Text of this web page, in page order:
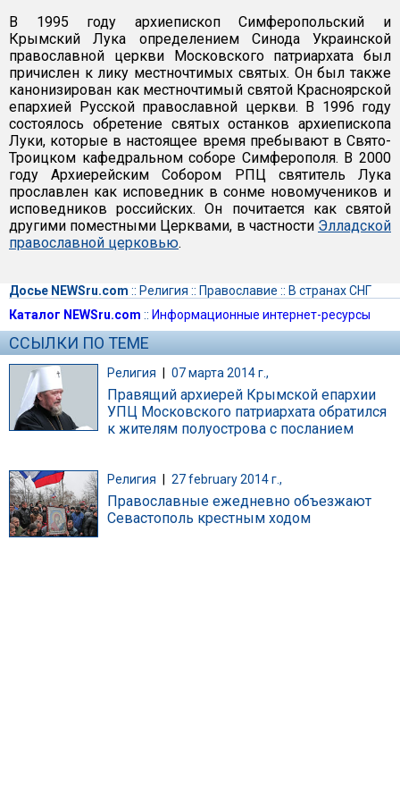
В 1995 году архиепископ Симферопольский и
Крымский Лука определением Синода Украинской
православной церкви Московского патриархата был
причислен к лику местночтимых святых. Он был также
канонизирован как местночтимый святой Красноярской
епархией Русской православной церкви. В 1996 году
состоялось обретение святых останков архиепископа
Луки, которые в настоящее время пребывают в Свято-
Троицком кафедральном соборе Симферополя. В 2000
году Архиерейским Собором РПЦ святитель Лука
прославлен как исповедник в сонме новомучеников и
исповедников российских. Он почитается как святой
другими поместными Церквами, в частности Элладской
православной церковью.
Досье NEWSru.com :: Религия :: Православие :: В странах СНГ
Каталог NEWSru.com :: Информационные интернет-ресурсы
ССЫЛКИ ПО ТЕМЕ
Религия | 07 марта 2014 г.,
Правящий архиерей Крымской епархии
УПЦ Московского патриархата обратился
к жителям полуострова с посланием
Религия 27 february 2014 г.,
Православные ежедневно объезжают
Севастополь крестным ходом